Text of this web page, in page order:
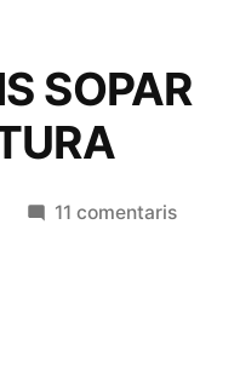
SOPAR
11 comentarisa